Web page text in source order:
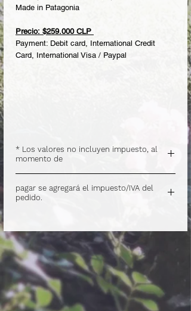
Made in Patagonia
Precio: $259.000 CLP
Payment: Debit card, International Credit
Card, International Visa / Paypal
* Los valores no incluyen impuesto, al
momento de
pagar se agregará el impuesto/IVA del
pedido.